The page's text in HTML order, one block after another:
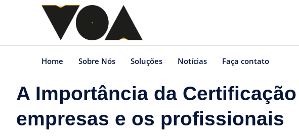
Home Sobre Nós Soluções Notícias Faça contato
A Importância da
empresas e os profissionais